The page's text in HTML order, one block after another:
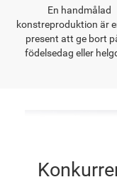
En handmålad
konstreproduktion är
present att ge bort
födelsedag eller